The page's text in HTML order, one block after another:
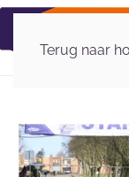
Terug naar